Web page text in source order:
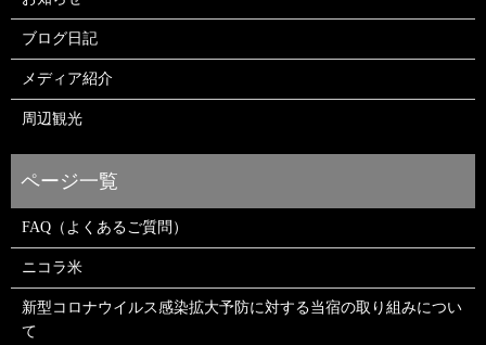
ブログ日記
メディア紹介
周辺観光
FAQ（よくあるご質問）
ニコラ米
新型コロナウイルス感染拡大予防に対する当宿の取り組みについ
て